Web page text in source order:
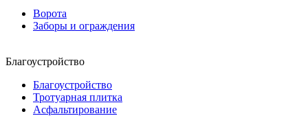
Ворота
Заборы и ограждения
Благоустройство
Благоустройство
Тротуарная плитка
Асфальтирование